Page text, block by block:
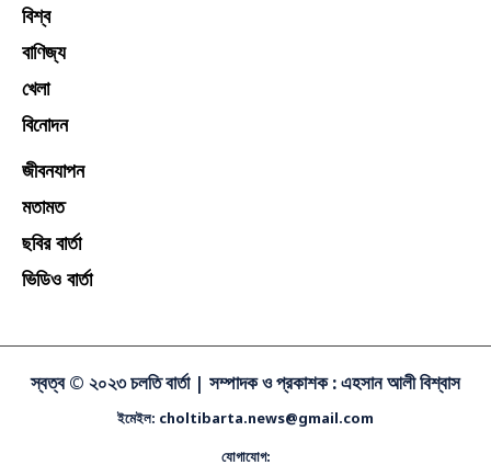
বিশ্ব
বাণিজ্য
খেলা
বিনোদন
জীবনযাপন
মতামত
ছবির বার্তা
ভিডিও বার্তা
স্বত্ব © ২০২৩ চলতি বার্তা | সম্পাদক ও প্রকাশক : এহসান আলী বিশ্বাস
ইমেইল: choltibarta.news@gmail.com
যোগাযোগ: